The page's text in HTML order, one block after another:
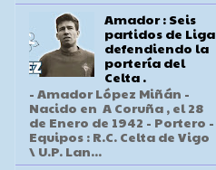
Amador : Seis
partidos de Liga
defendiendo la
portería del
Celta .
- Amador López Miñán -
Nacido en A Coruña , el 28
de Enero de 1942 - Portero -
Equipos : R.C. Celta de Vigo
\ U.P. Lan...